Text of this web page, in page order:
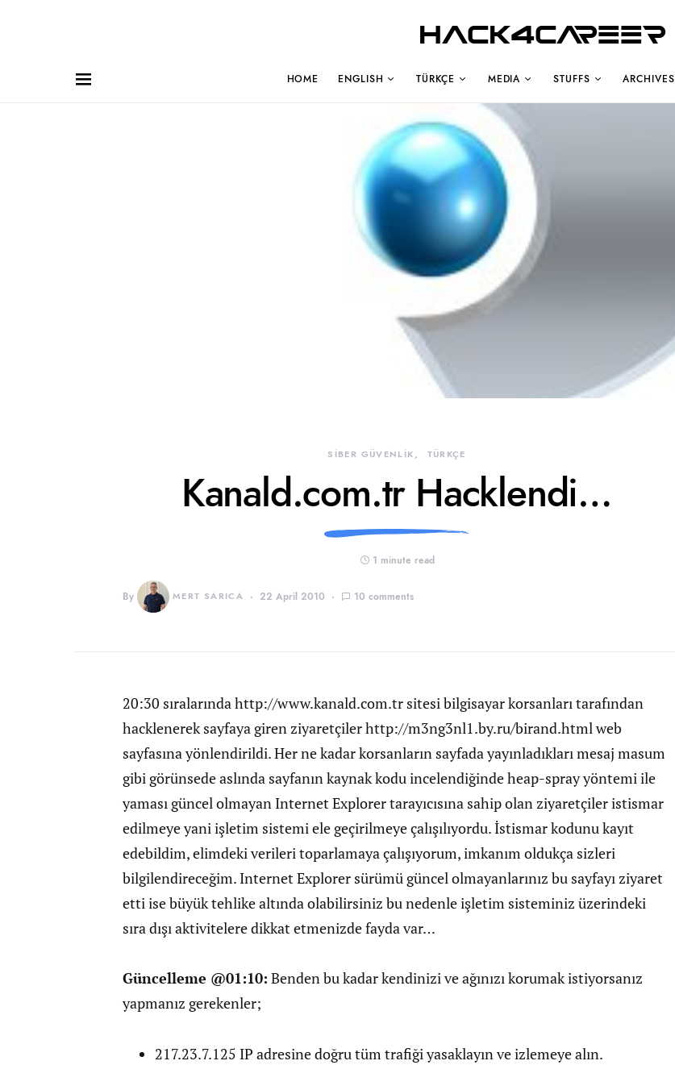
Hack4Career
HOME ENGLISH TÜRKÇE MEDIA STUFFS ARCHIVES
SİBER GÜVENLİK TÜRKÇE
Kanald.com.tr Hacklendi…
1 minute read
By MERT SARICA 22 April 2010 10 comments
20:30 sıralarında http://www.kanald.com.tr sitesi bilgisayar korsanları tarafından
hacklenerek sayfaya giren ziyaretçiler http://m3ng3nl1.by.ru/birand.html web
sayfasına yönlendirildi. Her ne kadar korsanların sayfada yayınladıkları mesaj masum
gibi görünsede aslında sayfanın kaynak kodu incelendiğinde heap-spray yöntemi ile
yaması güncel olmayan Internet Explorer tarayıcısına sahip olan ziyaretçiler istismar
edilmeye yani işletim sistemi ele geçirilmeye çalışılıyordu. İstismar kodunu kayıt
edebildim, elimdeki verileri toparlamaya çalışıyorum, imkanım oldukça sizleri
bilgilendireceğim. Internet Explorer sürümü güncel olmayanlarınız bu sayfayı ziyaret
etti ise büyük tehlike altında olabilirsiniz bu nedenle işletim sisteminiz üzerindeki
sıra dışı aktivitelere dikkat etmenizde fayda var…
Güncelleme @01:10: Benden bu kadar kendinizi ve ağınızı korumak istiyorsanız
yapmanız gerekenler;
217.23.7.125 IP adresine doğru tüm trafiği yasaklayın ve izlemeye alın.